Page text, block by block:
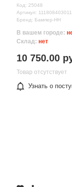
Код: 25048
Артикул:
Бренд: Бампер-НН
В вашем городе:
Склад: нет
10 750.00
Товар отсутствует
Узнать о